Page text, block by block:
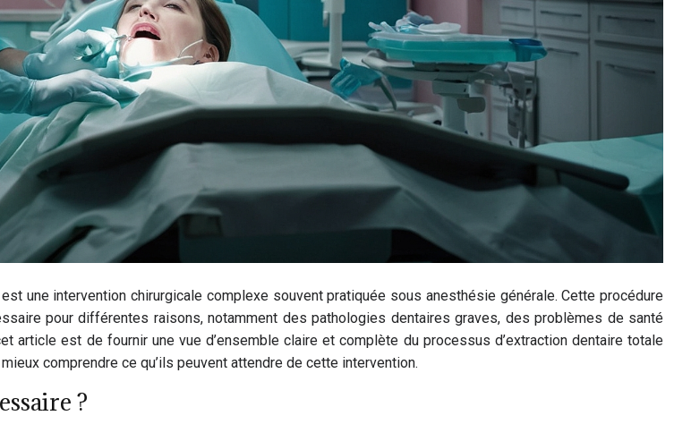
une intervention chirurgicale complexe souvent pratiquée sous anesthésie générale. Cette procédure
pour différentes raisons, notamment des pathologies dentaires graves, des problèmes de santé
est de fournir une vue d’ensemble claire et complète du processus d’extraction dentaire totale
comprendre ce qu’ils peuvent attendre de cette intervention.
?